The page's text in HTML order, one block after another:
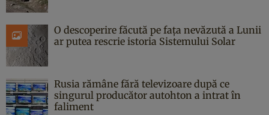
O descoperire făcută pe fața nevăzută a Lunii
ar putea rescrie istoria Sistemului Solar
Rusia rămâne fără televizoare după ce
singurul producător autohton a intrat în
faliment